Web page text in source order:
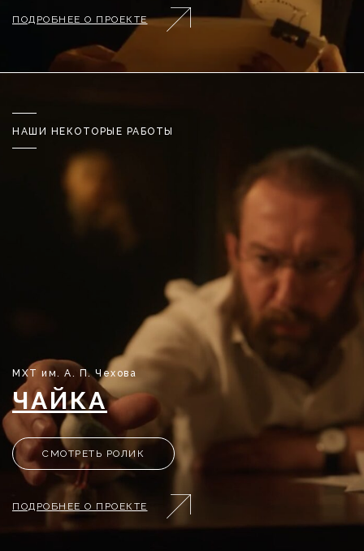
ПОДРОБНЕЕ О ПРОЕКТЕ
ЧАЙКА
НАШИ НЕКОТОРЫЕ РАБОТЫ
ПОДРОБНЕЕ О ПРОЕКТЕ
МХТ им. А. П. Чехова
СМОТРЕТЬ РОЛИК